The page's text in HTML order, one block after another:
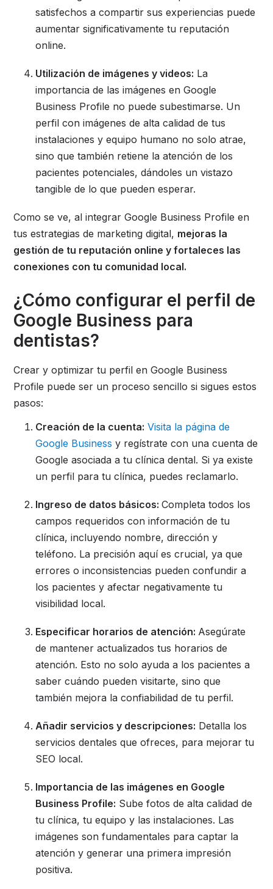
satisfechos a compartir sus experiencias puede
aumentar significativamente tu reputación
online.
Utilización de imágenes y videos: La
importancia de las imágenes en Google
Business Profile no puede subestimarse. Un
perfil con imágenes de alta calidad de tus
instalaciones y equipo humano no solo atrae,
sino que también retiene la atención de los
pacientes potenciales, dándoles un vistazo
tangible de lo que pueden esperar.
Como se ve, al integrar Google Business Profile en
tus estrategias de marketing digital, mejoras la
gestión de tu reputación online y fortaleces las
conexiones con tu comunidad local.
¿Cómo configurar el perfil de
Google Business para
dentistas?
Crear y optimizar tu perfil en Google Business
Profile puede ser un proceso sencillo si sigues estos
pasos:
Creación de la cuenta: Visita la página de
Google Business y regístrate con una cuenta de
Google asociada a tu clínica dental. Si ya existe
un perfil para tu clínica, puedes reclamarlo.
Ingreso de datos básicos:Completa todos los
campos requeridos con información de tu
clínica, incluyendo nombre, dirección y
teléfono. La precisión aquí es crucial, ya que
errores o inconsistencias pueden confundir a
los pacientes y afectar negativamente tu
visibilidad local.
Especificar horarios de atención: Asegúrate
de mantener actualizados tus horarios de
atención. Esto no solo ayuda a los pacientes a
saber cuándo pueden visitarte, sino que
también mejora la confiabilidad de tu perfil.
Añadir servicios y descripciones: Detalla los
servicios dentales que ofreces, para mejorar tu
SEO local.
Importancia de las imágenes en Google
Business Profile: Sube fotos de alta calidad de
tu clínica, tu equipo y las instalaciones. Las
imágenes son fundamentales para captar la
atención y generar una primera impresión
positiva.